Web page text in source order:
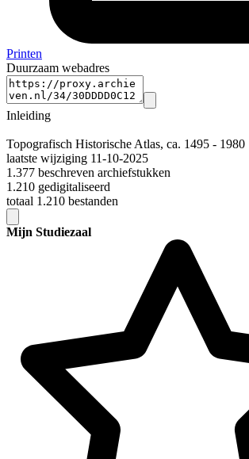
Printen
Duurzaam webadres
Inleiding
Topografisch Historische Atlas, ca. 1495 - 1980
laatste wijziging 11-10-2025
1.377 beschreven archiefstukken
1.210 gedigitaliseerd
totaal 1.210 bestanden
Mijn Studiezaal